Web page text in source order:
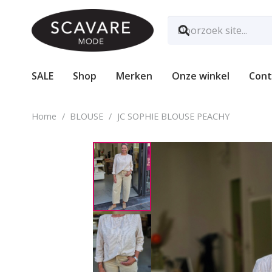
SALE Shop Merken Onze winkel
Home / BLOUSE / JC SOPHIE BLOUSE PEACHY